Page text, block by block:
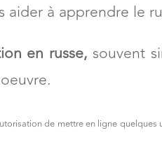
aider à apprendre le
en russe, souvent
de mettre en ligne quelques